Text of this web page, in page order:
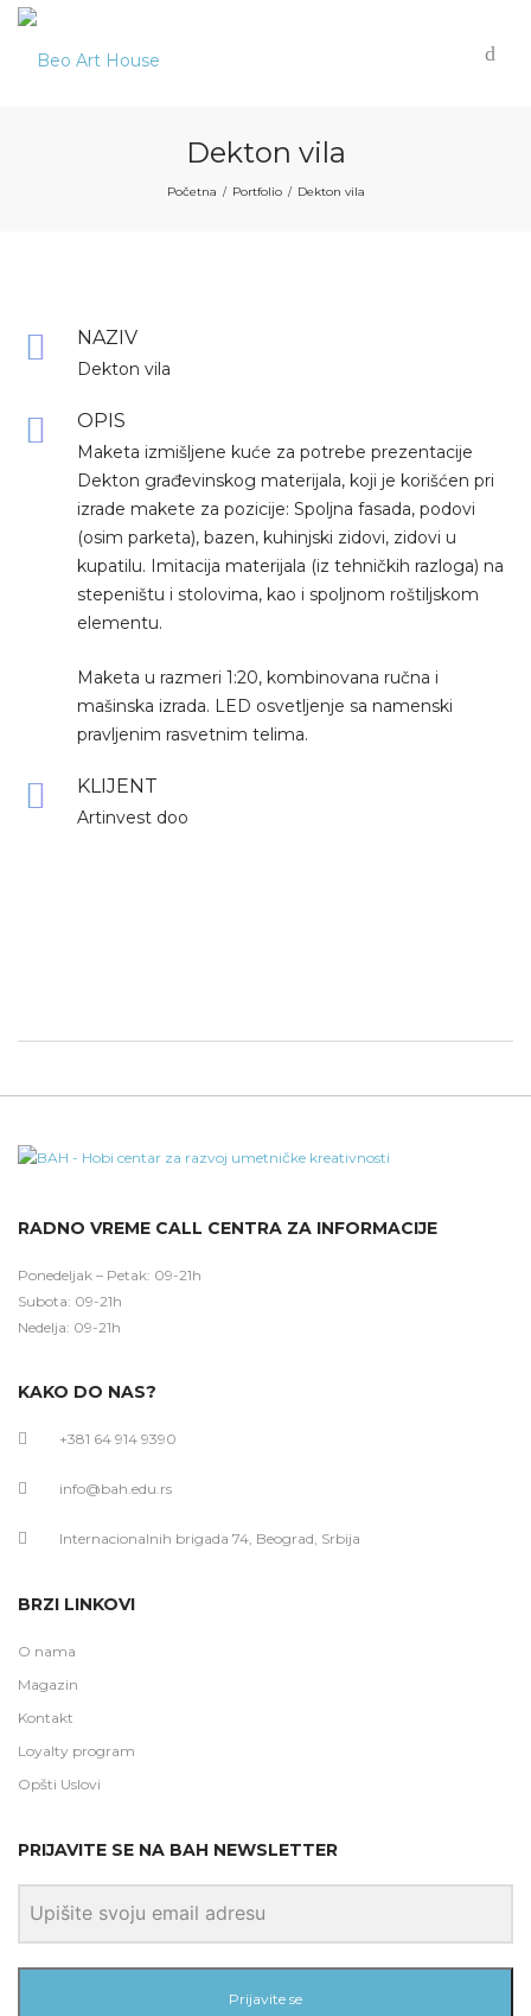
Dekton vila
Početna / Portfolio / Dekton vila
NAZIV
Dekton vila
OPIS
Maketa izmišljene kuće za potrebe prezentacije
Dekton građevinskog materijala, koji je korišćen pri
izrade makete za pozicije: Spoljna fasada, podovi
(osim parketa), bazen, kuhinjski zidovi, zidovi u
kupatilu. Imitacija materijala (iz tehničkih razloga) na
stepeništu i stolovima, kao i spoljnom roštiljskom
elementu.
Maketa u razmeri 1:20, kombinovana ručna i
mašinska izrada. LED osvetljenje sa namenski
pravljenim rasvetnim telima.
KLIJENT
Artinvest doo
RADNO VREME CALL CENTRA ZA INFORMACIJE
Ponedeljak – Petak: 09-21h
Subota: 09-21h
Nedelja: 09-21h
KAKO DO NAS?
+381 64 914 9390
info@bah.edu.rs
Internacionalnih brigada 74, Beograd, Srbija
BRZI LINKOVI
O nama
Magazin
Kontakt
Loyalty program
Opšti Uslovi
PRIJAVITE SE NA BAH NEWSLETTER
Prijavite se